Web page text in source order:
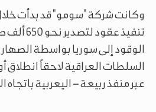
وكانت شركة "سومو" قد بدأت
تنفيذ
الوقود إلى سوريا بواسطة
السلطات العراقية لاحقاً انطلاق
عبر منفذ ربيعة – اليعربية باتجاه